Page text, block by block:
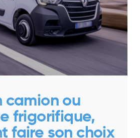
camion ou
frigorifique,
faire son choix